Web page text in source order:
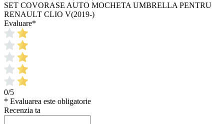
SET COVORASE AUTO MOCHETA UMBRELLA PENTRU
RENAULT CLIO V(2019-)
Evaluare*
0/5
* Evaluarea este obligatorie
Recenzia ta